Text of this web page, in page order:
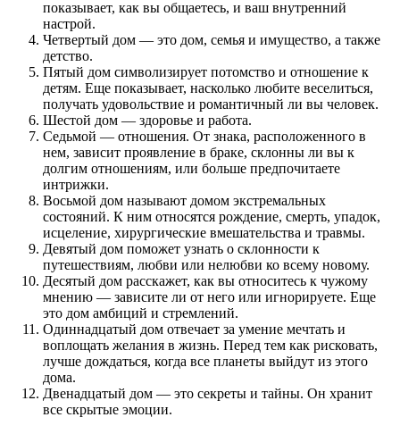
показывает, как вы общаетесь, и ваш внутренний
настрой.
Четвертый дом — это дом, семья и имущество, а также
детство.
Пятый дом символизирует потомство и отношение к
детям. Еще показывает, насколько любите веселиться,
получать удовольствие и романтичный ли вы человек.
Шестой дом — здоровье и работа.
Седьмой — отношения. От знака, расположенного в
нем, зависит проявление в браке, склонны ли вы к
долгим отношениям, или больше предпочитаете
интрижки.
Восьмой дом называют домом экстремальных
состояний. К ним относятся рождение, смерть, упадок,
исцеление, хирургические вмешательства и травмы.
Девятый дом поможет узнать о склонности к
путешествиям, любви или нелюбви ко всему новому.
Десятый дом расскажет, как вы относитесь к чужому
мнению — зависите ли от него или игнорируете. Еще
это дом амбиций и стремлений.
Одиннадцатый дом отвечает за умение мечтать и
воплощать желания в жизнь. Перед тем как рисковать,
лучше дождаться, когда все планеты выйдут из этого
дома.
Двенадцатый дом — это секреты и тайны. Он хранит
все скрытые эмоции.